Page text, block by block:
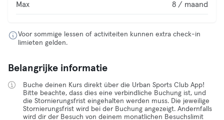
Max 8 / maand
Voor sommige lessen of activiteiten kunnen extra check-in
limieten gelden.
Belangrijke informatie
Buche deinen Kurs direkt über die Urban Sports Club App!
Bitte beachte, dass dies eine verbindliche Buchung ist, und
die Stornierungsfrist eingehalten werden muss. Die jeweilige
Stornierungsfrist wird bei der Buchung angezeigt. Andernfalls
wird dir der Besuch von deinem monatlichen Besuchslimit